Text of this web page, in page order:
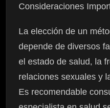
Consideraciones
La elección de un
depende de diversos
el estado de salud, la
relaciones sexuales y
Es recomendable